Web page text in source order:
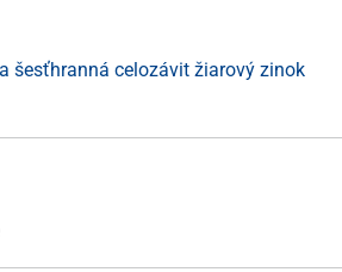
šesťhranná celozávit žiarový zinok